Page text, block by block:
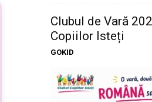
Clubul de Vară
Copiilor Isteți
GOKID